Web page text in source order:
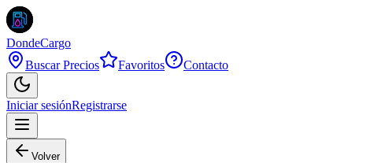
DondeCargo
Buscar Precios
Favoritos Contacto
Iniciar sesiónRegistrarse
Volver